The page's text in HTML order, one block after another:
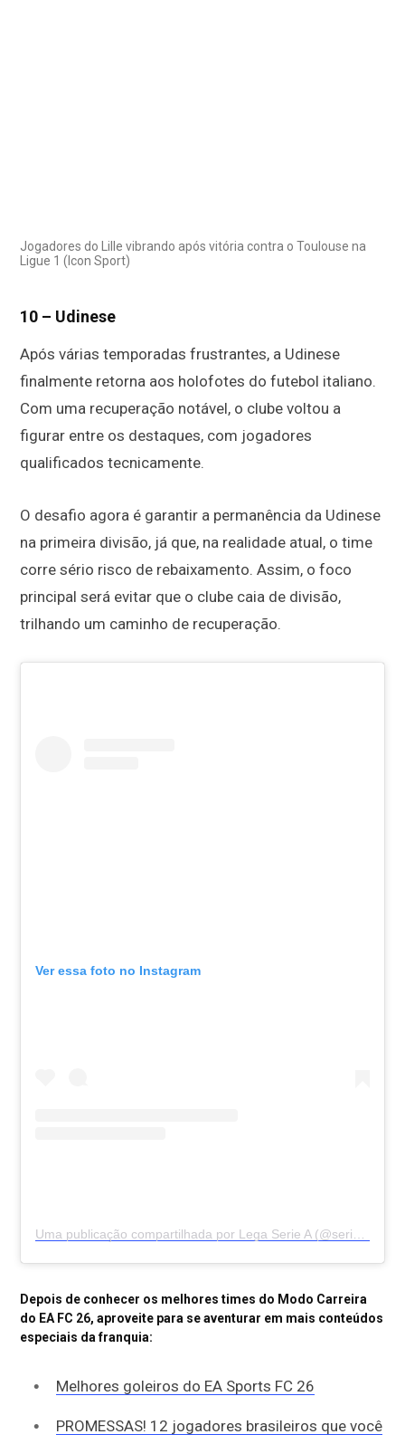
Jogadores do Lille vibrando após vitória contra o Toulouse na
Ligue 1 (Icon Sport)
10 – Udinese
Após várias temporadas frustrantes, a Udinese
finalmente retorna aos holofotes do futebol italiano.
Com uma recuperação notável, o clube voltou a
figurar entre os destaques, com jogadores
qualificados tecnicamente.
O desafio agora é garantir a permanência da Udinese
na primeira divisão, já que, na realidade atual, o time
corre sério risco de rebaixamento. Assim, o foco
principal será evitar que o clube caia de divisão,
trilhando um caminho de recuperação.
Ver essa foto no Instagram
Uma publicação compartilhada por Lega Serie A (@seriea)
Depois de conhecer os melhores times do Modo Carreira
do EA FC 26, aproveite para se aventurar em mais conteúdos
especiais da franquia:
Melhores goleiros do EA Sports FC 26
PROMESSAS! 12 jogadores brasileiros que você